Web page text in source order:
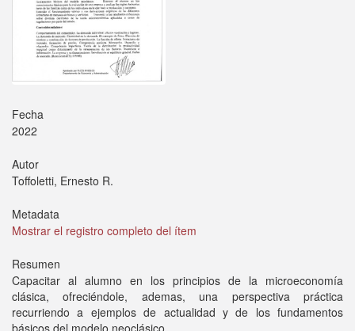
Fecha
2022
Autor
Toffoletti, Ernesto R.
Metadata
Mostrar el registro completo del ítem
Resumen
Capacitar al alumno en los principios de la microeconomía
clásica, ofreciéndole, ademas, una perspectiva práctica
recurriendo a ejemplos de actualidad y de los fundamentos
básicos del modelo neoclásico.